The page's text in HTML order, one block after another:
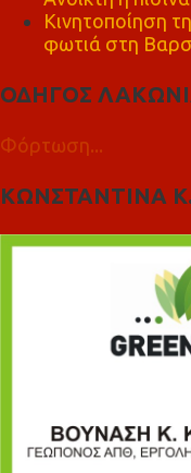
Κινητοποίηση
φωτιά στη
ΟΔΗΓΟΣ
Φόρτωση...
ΚΩΝΣΤΑΝΤΙΝΑ